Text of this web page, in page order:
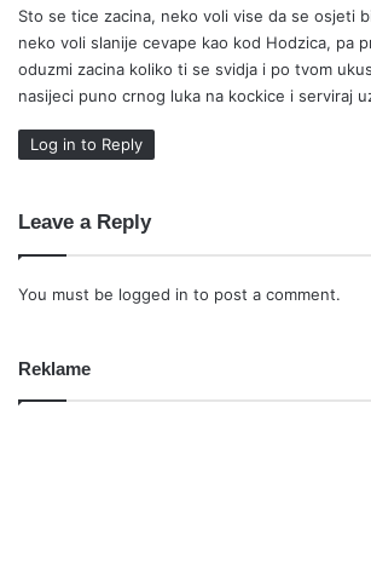
Sto se tice zacina, neko voli vise da se osjeti
neko voli slanije cevape kao kod Hodzica, pa
oduzmi zacina koliko ti se svidja i po tvom
nasijeci puno crnog luka na kockice i serviraj
Log in to Reply
Leave a Reply
You must be logged in to post a comment.
Reklame